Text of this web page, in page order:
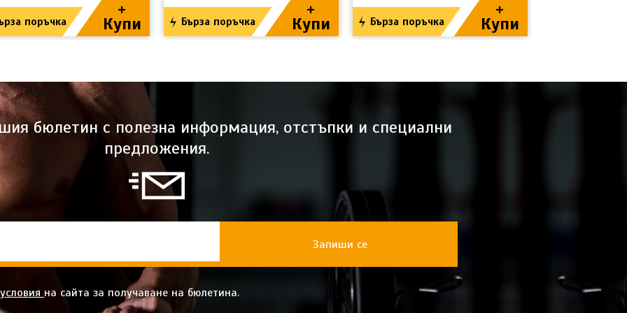
поръчка
+
Купи Бърза поръчка
+
Купи Бърза поръчка
+
Купи
бюлетин с полезна информация, отстъпки и специални
предложения.
на сайта за получаване на бюлетина.